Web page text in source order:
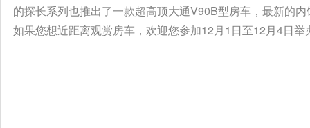
的探长系列也推出了一款超高顶大通V90B型房车，最新的
如果您想近距离观赏房车，欢迎您参加12月1日至12月4日